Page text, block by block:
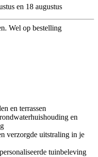
en 18 augustus
Wel op bestelling
en terrassen
en
verzorgde uitstraling in je
tuinbeleving